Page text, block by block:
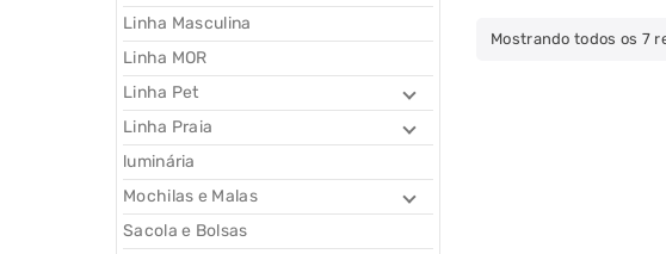
Mostrando todos os 7
Linha Masculina
Linha MOR
Linha Pet
Linha Praia
luminária
Mochilas e Malas
Sacola e Bolsas